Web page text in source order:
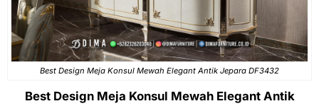
Best Design Meja Konsul Mewah Elegant Antik Jepara DF3432
Best Design Meja Konsul Mewah Elegant Antik